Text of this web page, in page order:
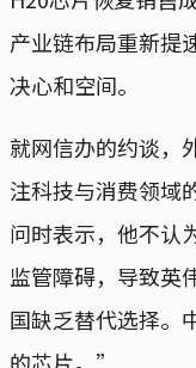
产业链布局重新提
决心和空间。
就网信办的约谈，
注科技与消费领域
问时表示，他不认
监管障碍，导致英
国缺乏替代选择。
的芯片。”